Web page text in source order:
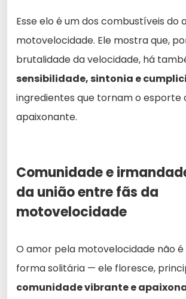
Esse elo é um dos combustíveis do
motovelocidade. Ele mostra que,
brutalidade da velocidade, há
sensibilidade, sintonia e
ingredientes que tornam o esporte
apaixonante.
Comunidade e
da união entre fãs da
motovelocidade
O amor pela motovelocidade não é
forma solitária — ele floresce,
comunidade vibrante e